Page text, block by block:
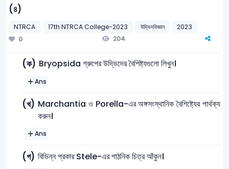
(৪)
NTRCA 17th NTRCA College-2023 উদ্ভিদবিজ্ঞান
2023
0
204
(ক) Bryopsida গ্রুপের উদ্ভিদের বৈশিষ্ট্যগুলো লিখুন।
Ans
(খ) Marchantia ও Porella-এর অঙ্গসংস্থানিক বৈশিষ্ট্যের পার্থক্য
করুন।
Ans
(গ) বিভিন্ন প্রকার Stele-এর গাঠনিক চিত্র আঁকুন।